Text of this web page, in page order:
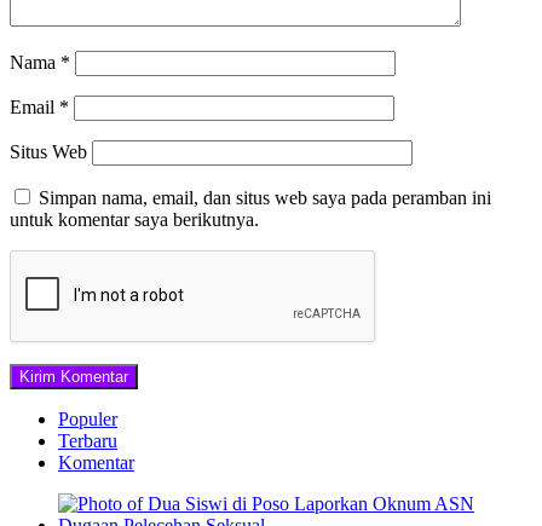
Nama *
Email *
Situs Web
Simpan nama, email, dan situs web saya pada peramban ini
untuk komentar saya berikutnya.
Populer
Terbaru
Komentar